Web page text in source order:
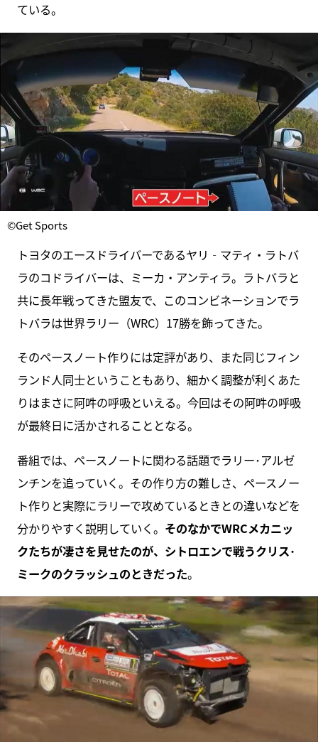
ている。
©Get Sports
トヨタのエースドライバーであるヤリ‐マティ・ラトバ
ラのコドライバーは、ミーカ・アンティラ。ラトバラと
共に長年戦ってきた盟友で、このコンビネーションでラ
トバラは世界ラリー（WRC）17勝を飾ってきた。
そのペースノート作りには定評があり、また同じフィン
ランド人同士ということもあり、細かく調整が利くあた
りはまさに阿吽の呼吸といえる。今回はその阿吽の呼吸
が最終日に活かされることとなる。
番組では、ペースノートに関わる話題でラリー･アルゼ
ンチンを追っていく。その作り方の難しさ、ペースノー
ト作りと実際にラリーで攻めているときとの違いなどを
分かりやすく説明していく。 そのなかでWRCメカニッ
クたちが凄さを見せたのが、シトロエンで戦うクリス･
ミークのクラッシュのときだった。